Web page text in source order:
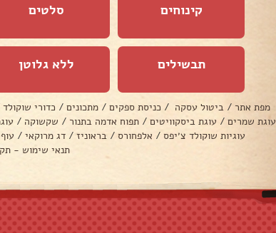
קינוחים סלטים
תבשילים ללא גלוטן
מפת אתר / ביטול עסקה / כניסת ספקים / מתכונים / כדורי שוקולד
עוגת שמרים / עוגת ביסקוויטים / תפוח אדמה בתנור / שקשוקה /
עוגיות שוקולד צ׳יפס / אלפחורס / בראוניז / דג מרוקאי /
תנאי שימוש -